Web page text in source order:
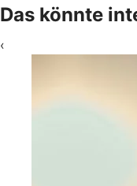
Das könnte
‹